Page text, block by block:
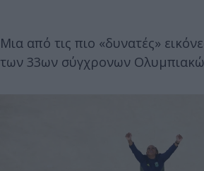
Μια από τις πιο «δυνατές»
των 33ων σύγχρονων